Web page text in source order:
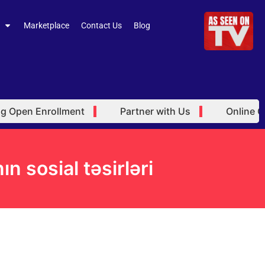
Marketplace Contact Us Blog
Enrollment Partner with Us Online
sosial təsirləri